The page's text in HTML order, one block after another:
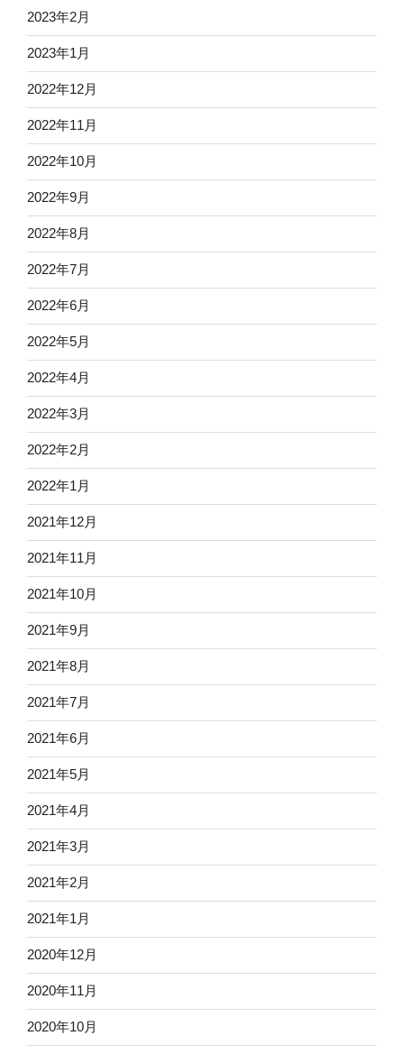
2023年2月
2023年1月
2022年12月
2022年11月
2022年10月
2022年9月
2022年8月
2022年7月
2022年6月
2022年5月
2022年4月
2022年3月
2022年2月
2022年1月
2021年12月
2021年11月
2021年10月
2021年9月
2021年8月
2021年7月
2021年6月
2021年5月
2021年4月
2021年3月
2021年2月
2021年1月
2020年12月
2020年11月
2020年10月